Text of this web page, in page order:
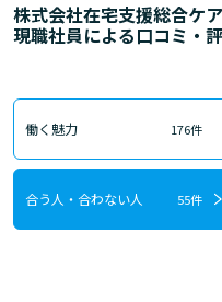
株式会社在宅支援総合ケ
現職社員による口コミ・
働く魅力 176件
合う人・合わない人 55件